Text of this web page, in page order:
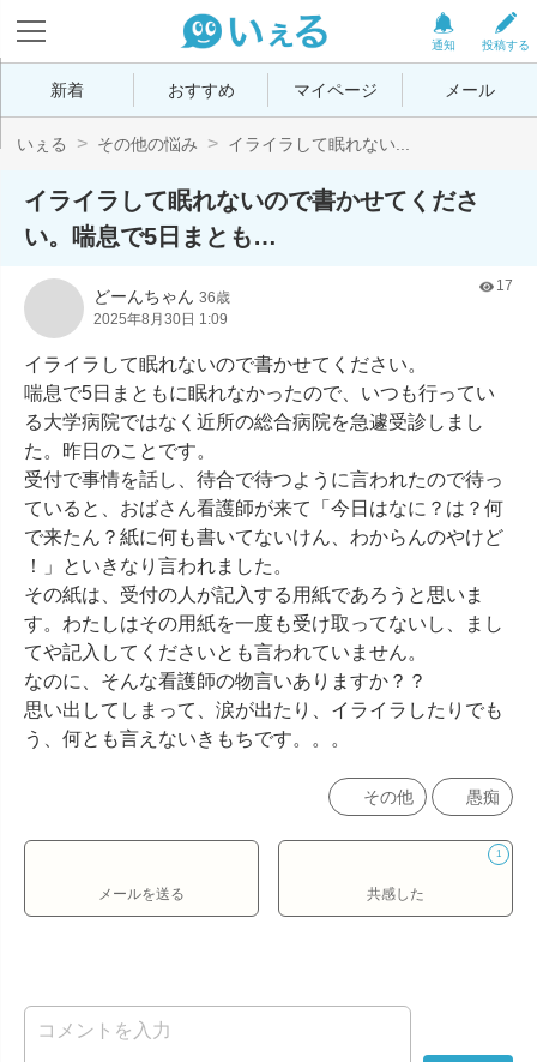
投稿する
通知
新着 おすすめ マイページ メール
いぇる その他の悩み イライラして眠れない...
イライラして眠れないので書かせてくださ
い。喘息で5日まとも…
どーんちゃん 36歳
2025年8月30日 1:09
17
イライラして眠れないので書かせてください。
喘息で5日まともに眠れなかったので、いつも行ってい
る大学病院ではなく近所の総合病院を急遽受診しまし
た。昨日のことです。
受付で事情を話し、待合で待つように言われたので待っ
ていると、おばさん看護師が来て「今日はなに？は？何
で来たん？紙に何も書いてないけん、わからんのやけど
！」といきなり言われました。
その紙は、受付の人が記入する用紙であろうと思いま
す。わたしはその用紙を一度も受け取ってないし、まし
てや記入してくださいとも言われていません。
なのに、そんな看護師の物言いありますか？？
思い出してしまって、涙が出たり、イライラしたりでも
う、何とも言えないきもちです。。。
その他 愚痴
メールを送る
1
共感した